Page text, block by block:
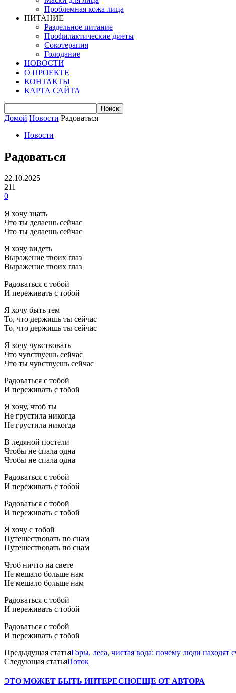
Проблемная кожа лица
ПИТАНИЕ
Раздельное питание
Профилактические диеты
Сокотерапия
Голодание
НОВОСТИ
О ПРОЕКТЕ
КОНТАКТЫ
КАРТА САЙТА
Домой Новости Радоваться
Новости
Радоваться
22.10.2025
211
0
Я хочу знать
Что ты делаешь сейчас
Что ты делаешь сейчас
Я хочу видеть
Выражение твоих глаз
Выражение твоих глаз
Радоваться с тобой
И переживать с тобой
Я хочу быть тем
То, что держишь ты сейчас
То, что держишь ты сейчас
Я хочу чувствовать
Что чувствуешь сейчас
Что ты чувствуешь сейчас
Радоваться с тобой
И переживать с тобой
Я хочу, чтоб ты
Не грустила никогда
Не грустила никогда
В ледяной постели
Чтобы не спала одна
Чтобы не спала одна
Радоваться с тобой
И переживать с тобой
Радоваться с тобой
И переживать с тобой
Я хочу с тобой
Путешествовать по снам
Путешествовать по снам
Чтоб ничто на свете
Не мешало больше нам
Не мешало больше нам
Радоваться с тобой
И переживать с тобой
Радоваться с тобой
И переживать с тобой
Предыдущая статьяГоры, леса, чистая вода: почему люди находят
Следующая статьяПоток
ЭТО МОЖЕТ БЫТЬ ИНТЕРЕСНОЕЩЕ ОТ АВТОРА